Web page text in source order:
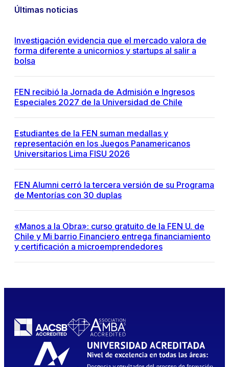
Últimas noticias
Investigación evidencia que el mercado valora de
forma diferente a unicornios y startups al salir a
bolsa
FEN recibió la Jornada de Admisión e Ingresos
Especiales 2027 de la Universidad de Chile
Estudiantes de la FEN suman medallas y
representación en los Juegos Panamericanos
Universitarios Lima FISU 2026
FEN Alumni cerró la tercera versión de su Programa
de Mentorías con 30 duplas
«Manos a la Obra»: curso gratuito de la FEN U. de
Chile y Mi barrio Financiero entrega financiamiento
y certificación a microemprendedores